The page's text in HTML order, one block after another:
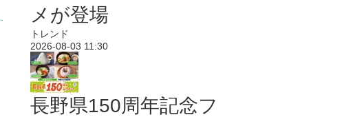
メが登場
トレンド
2026-08-03 11:30
長野県150周年記念フ